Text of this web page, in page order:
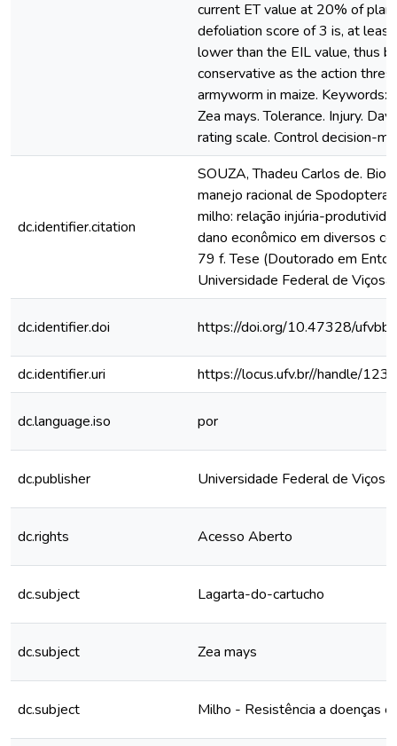
current ET value at 20% of
defoliation score of 3 is, at
lower than the EIL value, thus
conservative as the action
armyworm in maize. Keywords:
Zea mays. Tolerance. Injury.
rating scale. Control decision-
dc.identifier.citation
SOUZA, Thadeu Carlos de.
manejo racional de Spodoptera
milho: relação injúria-
dano econômico em diversos
79 f. Tese (Doutorado em
Universidade Federal de
dc.identifier.doi https://doi.org/10.47328/
dc.identifier.uri https://locus.ufv.br//handle/
dc.language.iso por
dc.publisher Universidade Federal de Viçosa
dc.rights Acesso Aberto
dc.subject Lagarta-do-cartucho
dc.subject Zea mays
dc.subject Milho - Resistência a doenças e